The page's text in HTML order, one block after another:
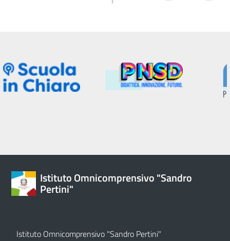
Istituto Omnicomprensivo "Sandro
Pertini"
Istituto Omnicomprensivo "Sandro Pertini"